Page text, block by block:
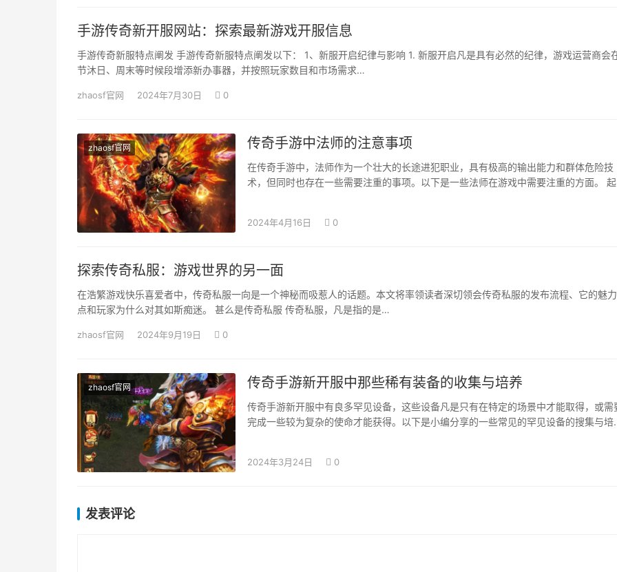
手游传奇新开服网站：探索最新游戏开服信息
手游传奇新服特点阐发 手游传奇新服特点阐发以下： 1、新服开启纪律与影响 1. 新服开启凡是具有必然的纪律，游戏运营商会
节沐日、周末等时候段增添新办事器，并按照玩家数目和市场需求…
zhaosf官网 2024年7月30日 0
zhaosf官网 传奇手游中法师的注意事项
在传奇手游中，法师作为一个壮大的长途进犯职业，具有极高的输出能力和群体危险技
术，但同时也存在一些需要注重的事项。以下是一些法师在游戏中需要注重的方面。 起
2024年4月16日 0
探索传奇私服：游戏世界的另一面
在浩繁游戏快乐喜爱者中，传奇私服一向是一个神秘而吸惹人的话题。本文将率领读者深切领会传奇私服的发布流程、它的魅
点和玩家为什么对其如斯痴迷。 甚么是传奇私服 传奇私服，凡是指的是…
zhaosf官网 2024年9月19日 0
zhaosf官网 传奇手游新开服中那些稀有装备的收集与培养
传奇手游新开服中有良多罕见设备，这些设备凡是只有在特定的场景中才能取得，或需
完成一些较为复杂的使命才能获得。以下是小编分享的一些常见的罕见设备的搜集与培
2024年3月24日 0
发表评论